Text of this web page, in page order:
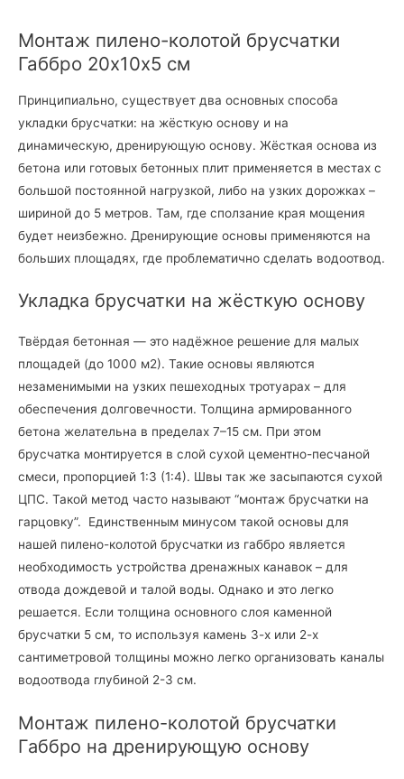
Монтаж пилено-колотой брусчатки
Габбро 20х10х5 см
Принципиально, существует два основных способа
укладки брусчатки: на жёсткую основу и на
динамическую, дренирующую основу. Жёсткая основа из
бетона или готовых бетонных плит применяется в местах с
большой постоянной нагрузкой, либо на узких дорожках –
шириной до 5 метров. Там, где сползание края мощения
будет неизбежно. Дренирующие основы применяются на
больших площадях, где проблематично сделать водоотвод.
Укладка брусчатки на жёсткую основу
Твёрдая бетонная — это надёжное решение для малых
площадей (до 1000 м2). Такие основы являются
незаменимыми на узких пешеходных тротуарах – для
обеспечения долговечности. Толщина армированного
бетона желательна в пределах 7–15 см. При этом
брусчатка монтируется в слой сухой цементно-песчаной
смеси, пропорцией 1:3 (1:4). Швы так же засыпаются сухой
ЦПС. Такой метод часто называют “монтаж брусчатки на
гарцовку”. Единственным минусом такой основы для
нашей пилено-колотой брусчатки из габбро является
необходимость устройства дренажных канавок – для
отвода дождевой и талой воды. Однако и это легко
решается. Если толщина основного слоя каменной
брусчатки 5 см, то используя камень 3-х или 2-х
сантиметровой толщины можно легко организовать каналы
водоотвода глубиной 2-3 см.
Монтаж пилено-колотой брусчатки
Габбро на дренирующую основу